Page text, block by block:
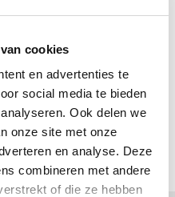
cookies
en advertenties te
social media te bieden
Ook delen we
onze site met onze
en analyse. Deze
combineren met andere
of die ze hebben